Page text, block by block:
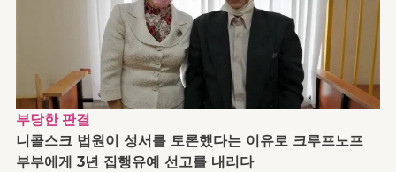
부당한 판결
니콜스크 법원이 성서를 토론했다는 이유로 크루프노프
부부에게 3년 집행유예 선고를 내리다